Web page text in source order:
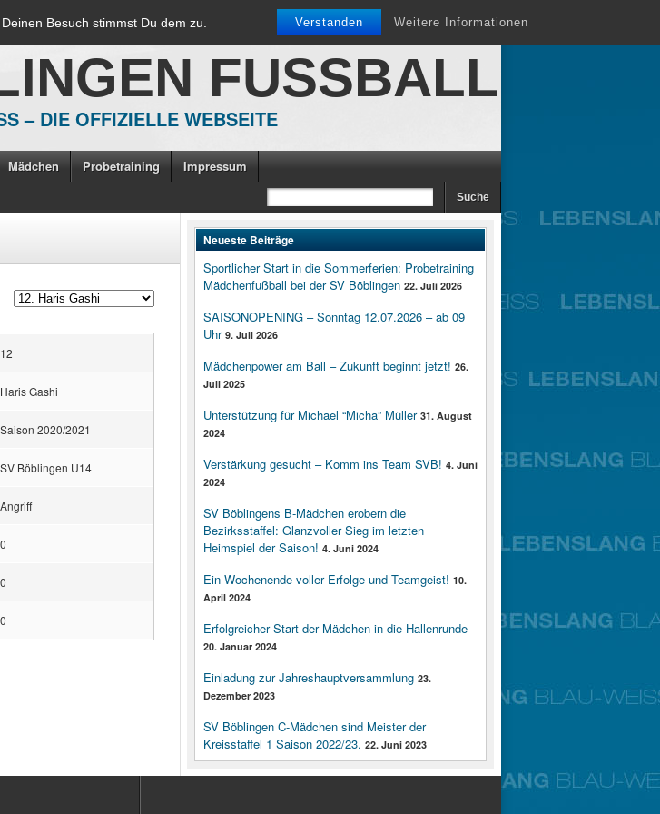
Besuch stimmst Du dem zu. Verstanden Weitere Informationen
FUSSBALL
– DIE OFFIZIELLE WEBSEITE
Mädchen Probetraining Impressum
12
Haris Gashi
Saison 2020/2021
SV Böblingen U14
Angriff
0
0
0
Neueste Beiträge
Sportlicher Start in die Sommerferien: Probetraining
Mädchenfußball bei der SV Böblingen 22. Juli 2026
SAISONOPENING – Sonntag 12.07.2026 – ab 09
Uhr 9. Juli 2026
Mädchenpower am Ball – Zukunft beginnt jetzt! 26.
Juli 2025
Unterstützung für Michael “Micha” Müller 31. August
2024
Verstärkung gesucht – Komm ins Team SVB! 4. Juni
2024
SV Böblingens B-Mädchen erobern die
Bezirksstaffel: Glanzvoller Sieg im letzten
Heimspiel der Saison! 4. Juni 2024
Ein Wochenende voller Erfolge und Teamgeist! 10.
April 2024
Erfolgreicher Start der Mädchen in die Hallenrunde
20. Januar 2024
Einladung zur Jahreshauptversammlung 23.
Dezember 2023
SV Böblingen C-Mädchen sind Meister der
Kreisstaffel 1 Saison 2022/23. 22. Juni 2023